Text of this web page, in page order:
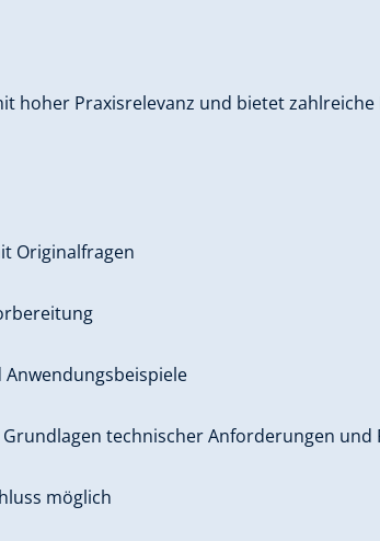
hoher Praxisrelevanz und bietet
Originalfragen
Anwendungsbeispiele
technischer Anforderungen
möglich